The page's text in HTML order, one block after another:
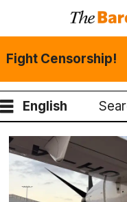
Fight Censorship!
English